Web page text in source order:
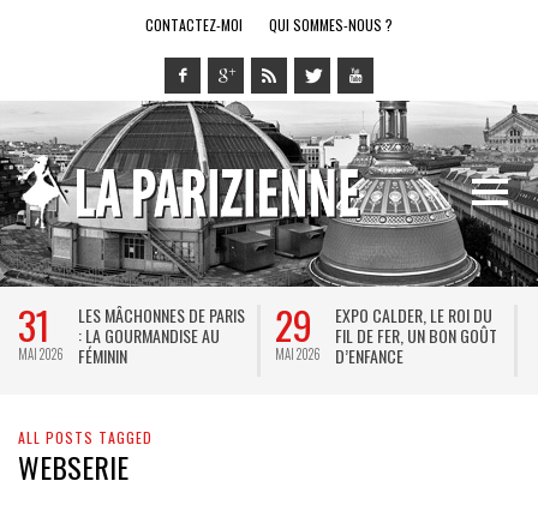
CONTACTEZ-MOI QUI SOMMES-NOUS ?
31
MAI 2026
LES MÂCHONNES DE PARIS
: LA GOURMANDISE AU
FÉMININ
29
MAI 2026
EXPO CALDER, LE ROI DU
FIL DE FER, UN BON GOÛT
D’ENFANCE
ALL POSTS TAGGED
WEBSERIE